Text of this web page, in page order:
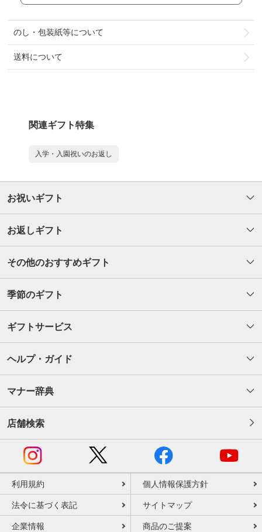
のし・包装紙等について
送料について
関連ギフト特集
入学・入園祝いのお返し
お祝いギフト
お返しギフト
その他のおすすめギフト
季節のギフト
ギフトサービス
ヘルプ・ガイド
マナー辞典
店舗検索
利用規約 個人情報保護方針
法令に基づく表記 サイトマップ
企業情報 商品のご提案